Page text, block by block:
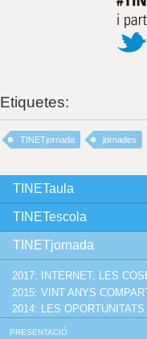
Etiquetes:
TINETjornada jornades
TINETaula
TINETescola
TINETjornada
2017: INTERNET, LES
2015: VINT ANYS
2014: LES
PRESENTACIÓ